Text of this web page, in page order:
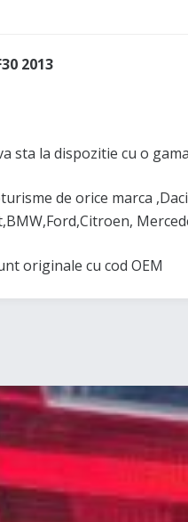
2013
sta la dispozitie cu o
de orice marca
originale cu cod OEM